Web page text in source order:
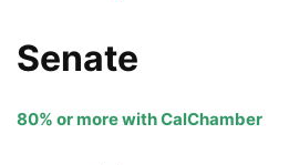
Senate
80% or more with CalChamber